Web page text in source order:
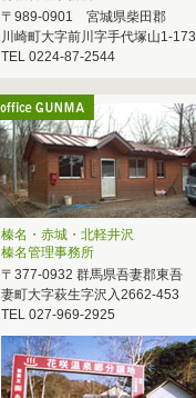
〒989-0901 宮城県柴田郡
川崎町大字前川字手代塚山1-173
TEL 0224-87-2544
榛名・赤城・北軽井沢
榛名管理事務所
〒377-0932 群馬県吾妻郡東吾
妻町大字萩生字沢入2662-453
TEL 027-969-2925